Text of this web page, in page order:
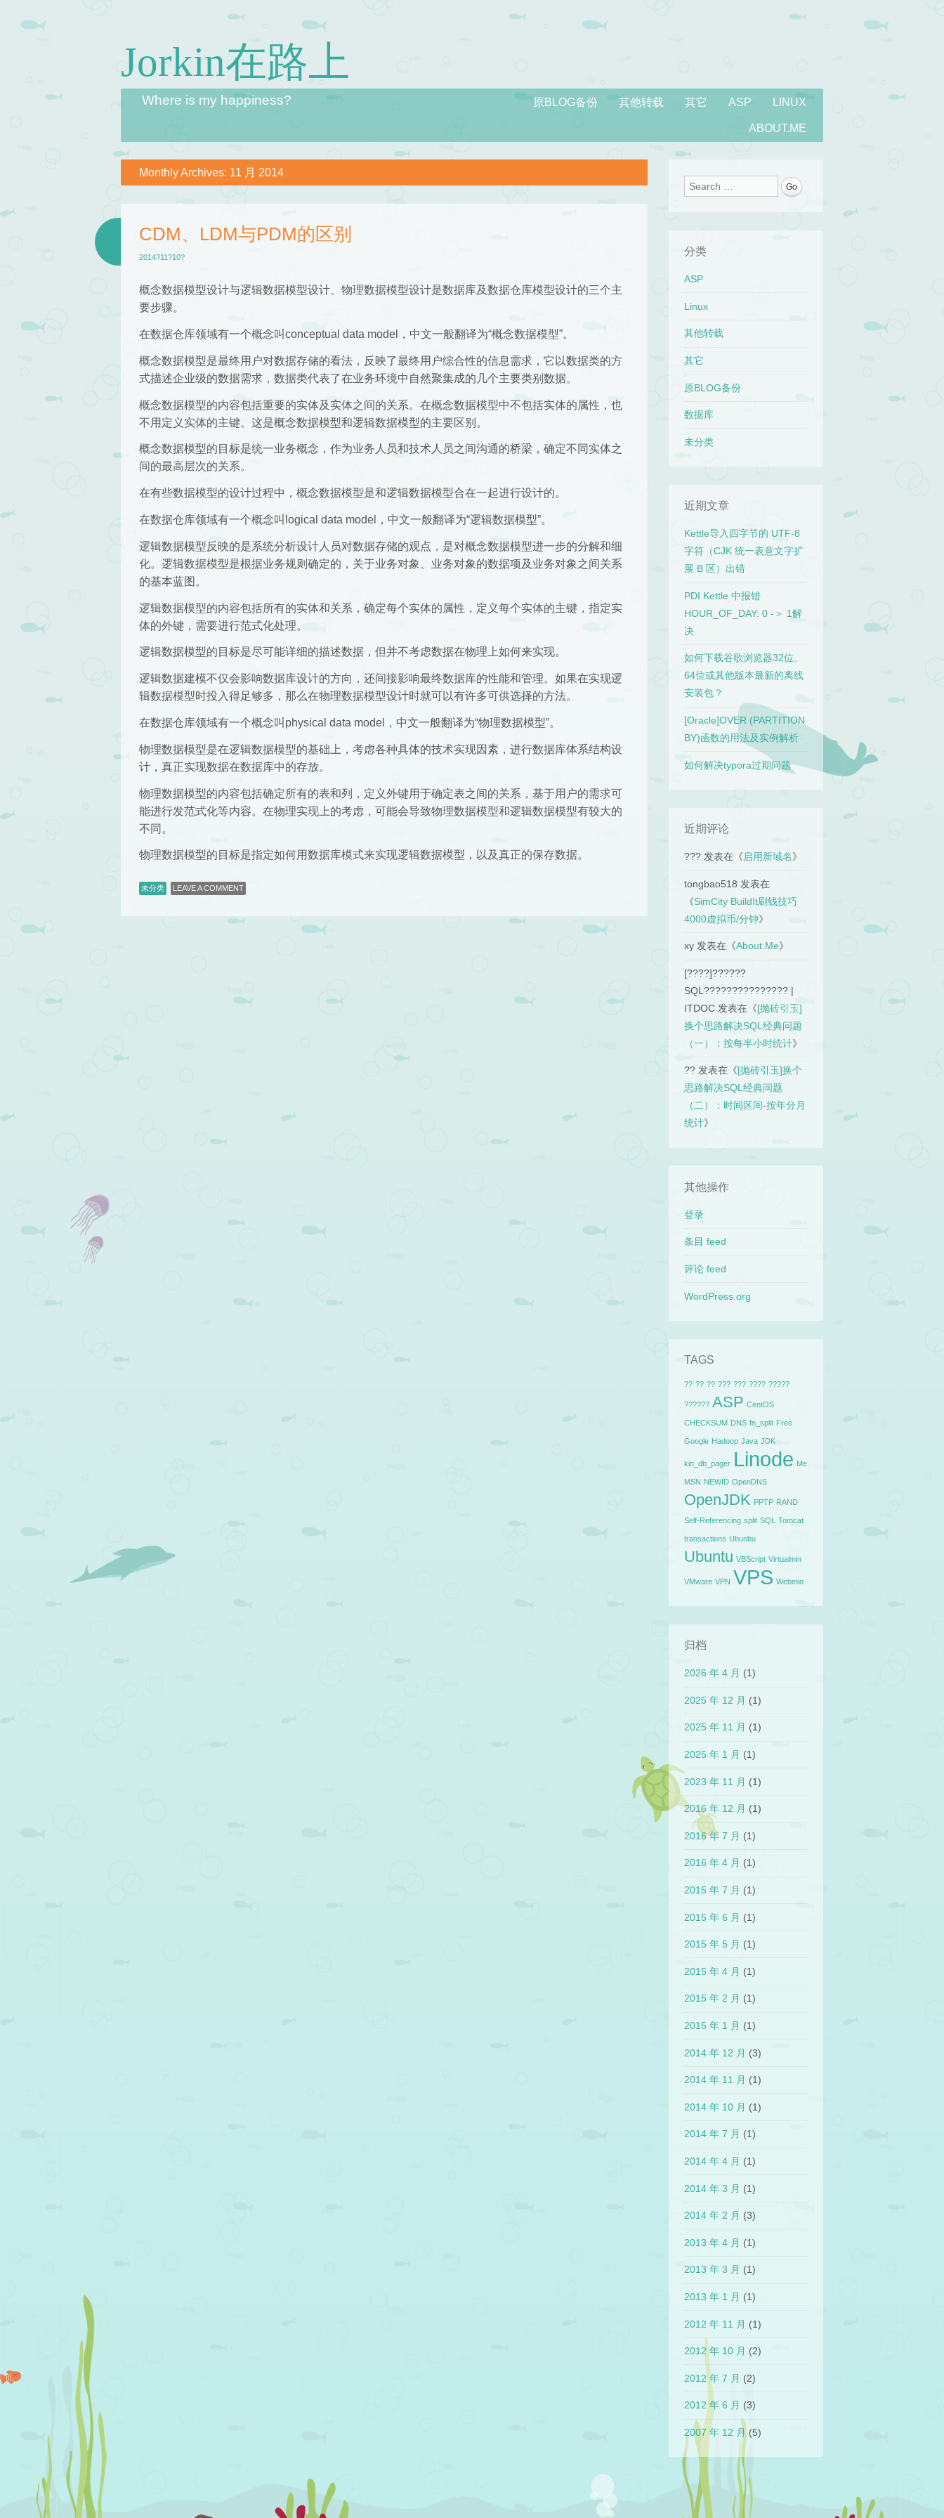
Jorkin在路上
Where is my happiness?
Skip to content LINUX
ASP
其它
其他转载
原BLOG备份
ABOUT.ME
Monthly Archives: 11 月 2014
CDM、LDM与PDM的区别
2014?11?10?
概念数据模型设计与逻辑数据模型设计、物理数据模型设计是数据库及数据仓库模型设计的三个主
要步骤。
在数据仓库领域有一个概念叫conceptual data model，中文一般翻译为“概念数据模型”。
概念数据模型是最终用户对数据存储的看法，反映了最终用户综合性的信息需求，它以数据类的方
式描述企业级的数据需求，数据类代表了在业务环境中自然聚集成的几个主要类别数据。
概念数据模型的内容包括重要的实体及实体之间的关系。在概念数据模型中不包括实体的属性，也
不用定义实体的主键。这是概念数据模型和逻辑数据模型的主要区别。
概念数据模型的目标是统一业务概念，作为业务人员和技术人员之间沟通的桥梁，确定不同实体之
间的最高层次的关系。
在有些数据模型的设计过程中，概念数据模型是和逻辑数据模型合在一起进行设计的。
在数据仓库领域有一个概念叫logical data model，中文一般翻译为“逻辑数据模型”。
逻辑数据模型反映的是系统分析设计人员对数据存储的观点，是对概念数据模型进一步的分解和细
化。逻辑数据模型是根据业务规则确定的，关于业务对象、业务对象的数据项及业务对象之间关系
的基本蓝图。
逻辑数据模型的内容包括所有的实体和关系，确定每个实体的属性，定义每个实体的主键，指定实
体的外键，需要进行范式化处理。
逻辑数据模型的目标是尽可能详细的描述数据，但并不考虑数据在物理上如何来实现。
逻辑数据建模不仅会影响数据库设计的方向，还间接影响最终数据库的性能和管理。如果在实现逻
辑数据模型时投入得足够多，那么在物理数据模型设计时就可以有许多可供选择的方法。
在数据仓库领域有一个概念叫physical data model，中文一般翻译为“物理数据模型”。
物理数据模型是在逻辑数据模型的基础上，考虑各种具体的技术实现因素，进行数据库体系结构设
计，真正实现数据在数据库中的存放。
物理数据模型的内容包括确定所有的表和列，定义外键用于确定表之间的关系，基于用户的需求可
能进行发范式化等内容。在物理实现上的考虑，可能会导致物理数据模型和逻辑数据模型有较大的
不同。
物理数据模型的目标是指定如何用数据库模式来实现逻辑数据模型，以及真正的保存数据。
未分类 LEAVE A COMMENT
Search
分类
ASP
Linux
其他转载
其它
原BLOG备份
数据库
未分类
近期文章
Kettle导入四字节的 UTF-8
字符（CJK 统一表意文字扩
展 B 区）出错
PDI Kettle 中报错
HOUR_OF_DAY: 0 -＞ 1解
决
如何下载谷歌浏览器32位、
64位或其他版本最新的离线
安装包？
[Oracle]OVER (PARTITION
BY)函数的用法及实例解析
如何解决typora过期问题
近期评论
??? 发表在《启用新域名》
tongbao518 发表在
《SimCity BuildIt刷钱技巧
4000虚拟币/分钟》
xy 发表在《About.Me》
[????]??????
SQL??????????????? |
ITDOC 发表在《[抛砖引玉]
换个思路解决SQL经典问题
（一）：按每半小时统计》
?? 发表在《[抛砖引玉]换个
思路解决SQL经典问题
（二）：时间区间-按年分月
统计》
其他操作
登录
条目 feed
评论 feed
WordPress.org
TAGS
?? ?? ?? ??? ??? ???? ?????
?????? ASP CentOS
CHECKSUM DNS fn_split Free
Google Hadoop Java JDK
kin_db_pager Linode Me
MSN NEWID OpenDNS
OpenJDK PPTP RAND
Self-Referencing split SQL Tomcat
transactions Ubunbu
Ubuntu VBScript Virtualmin
VMware VPN VPS Webmin
归档
2026 年 4 月 (1)
2025 年 12 月 (1)
2025 年 11 月 (1)
2025 年 1 月 (1)
2023 年 11 月 (1)
2016 年 12 月 (1)
2016 年 7 月 (1)
2016 年 4 月 (1)
2015 年 7 月 (1)
2015 年 6 月 (1)
2015 年 5 月 (1)
2015 年 4 月 (1)
2015 年 2 月 (1)
2015 年 1 月 (1)
2014 年 12 月 (3)
2014 年 11 月 (1)
2014 年 10 月 (1)
2014 年 7 月 (1)
2014 年 4 月 (1)
2014 年 3 月 (1)
2014 年 2 月 (3)
2013 年 4 月 (1)
2013 年 3 月 (1)
2013 年 1 月 (1)
2012 年 11 月 (1)
2012 年 10 月 (2)
2012 年 7 月 (2)
2012 年 6 月 (3)
2007 年 12 月 (5)